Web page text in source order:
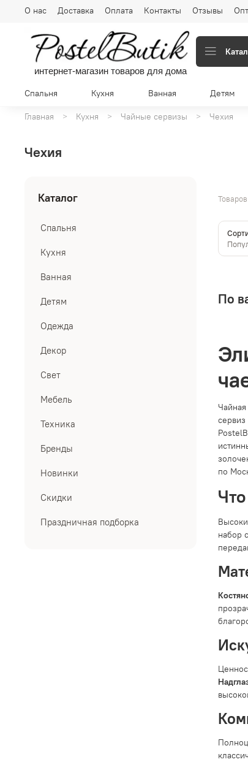
О нас Доставка Оплата Контакты Отзывы Опт
интернет-магазин товаров для дома
Спальня Кухня Ванная Детям
Главная Кухня Чайные сервизы Чехия
Чехия
Товаров
По
по
набор
Каталог
Спальня
Кухня
Ванная
Детям
Одежда
Декор
Свет
Мебель
Техника
Бренды
Новинки
Скидки
Праздничная подборка